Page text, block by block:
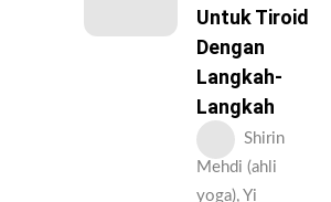
Untuk Tiroid
Dengan
Langkah-
Langkah
Shirin
Mehdi (ahli
yoga), Yi